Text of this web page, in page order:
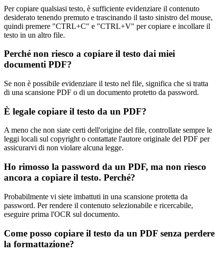
Per copiare qualsiasi testo, è sufficiente evidenziare il contenuto
desiderato tenendo premuto e trascinando il tasto sinistro del mouse,
quindi premere "CTRL+C" e "CTRL+V" per copiare e incollare il
testo in un altro file.
Perché non riesco a copiare il testo dai miei
documenti PDF?
Se non è possibile evidenziare il testo nel file, significa che si tratta
di una scansione PDF o di un documento protetto da password.
È legale copiare il testo da un PDF?
A meno che non siate certi dell'origine del file, controllate sempre le
leggi locali sul copyright o contattate l'autore originale del PDF per
assicurarvi di non violare alcuna legge.
Ho rimosso la password da un PDF, ma non riesco
ancora a copiare il testo. Perché?
Probabilmente vi siete imbattuti in una scansione protetta da
password. Per rendere il contenuto selezionabile e ricercabile,
eseguire prima l'OCR sul documento.
Come posso copiare il testo da un PDF senza perdere
la formattazione?